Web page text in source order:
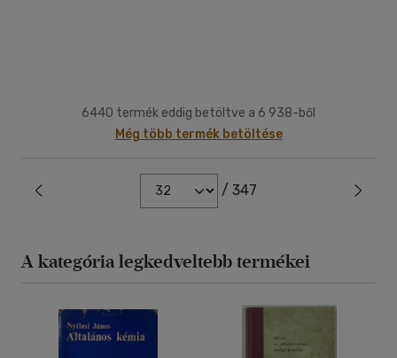
6440 termék eddig betöltve a 6 938-ből
Még több termék betöltése
/ 347
A kategória legkedveltebb termékei